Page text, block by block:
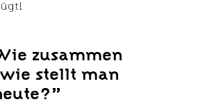
zusammen
stellt man